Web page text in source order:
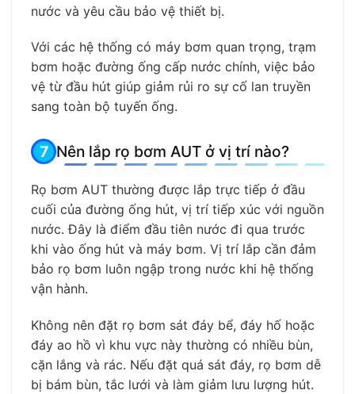
nước và yêu cầu bảo vệ thiết bị.
Với các hệ thống có máy bơm quan trọng, trạm
bơm hoặc đường ống cấp nước chính, việc bảo
vệ từ đầu hút giúp giảm rủi ro sự cố lan truyền
sang toàn bộ tuyến ống.
Nên lắp rọ bơm AUT ở vị trí nào?
Rọ bơm AUT thường được lắp trực tiếp ở đầu
cuối của đường ống hút, vị trí tiếp xúc với nguồn
nước. Đây là điểm đầu tiên nước đi qua trước
khi vào ống hút và máy bơm. Vị trí lắp cần đảm
bảo rọ bơm luôn ngập trong nước khi hệ thống
vận hành.
Không nên đặt rọ bơm sát đáy bể, đáy hố hoặc
đáy ao hồ vì khu vực này thường có nhiều bùn,
cặn lắng và rác. Nếu đặt quá sát đáy, rọ bơm dễ
bị bám bùn, tắc lưới và làm giảm lưu lượng hút.